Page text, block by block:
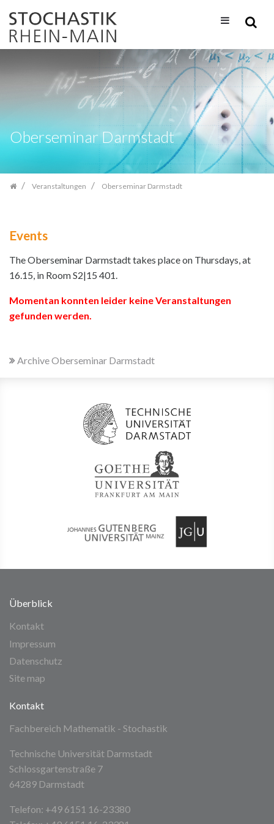
Inhalt
springen
Oberseminar Darmstadt
Veranstaltungen Oberseminar Darmstadt
Events
The Oberseminar Darmstadt takes place on Thursdays, at
16.15, in Room S2|15 401.
Momentan konnten leider keine Veranstaltungen
gefunden werden.
Archive Oberseminar Darmstadt
Überblick
Kontakt
Impressum
Datenschutz
Site map
Kontakt
Fachbereich Mathematik - Stochastik
Technische Universität Darmstadt
Schlossgartenstraße 7
64289 Darmstadt
Telefon: +49 6151 16-23380